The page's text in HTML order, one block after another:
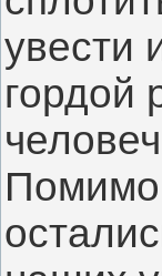
увести
гордой
Помимо